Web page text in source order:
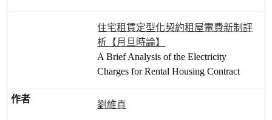
住宅租賃定型化契約租屋電費新制評
析【月旦時論】
A Brief Analysis of the Electricity
Charges for Rental Housing Contract
劉維真